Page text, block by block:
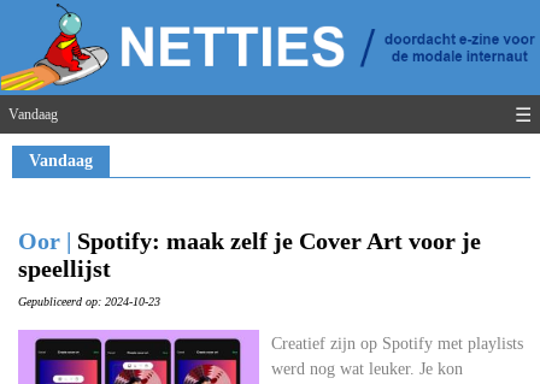
Vandaag ☰
Vandaag
Oor | Spotify: maak zelf je Cover Art voor je
speellijst
Gepubliceerd op: 2024-10-23
Creatief zijn op Spotify met playlists
werd nog wat leuker. Je kon